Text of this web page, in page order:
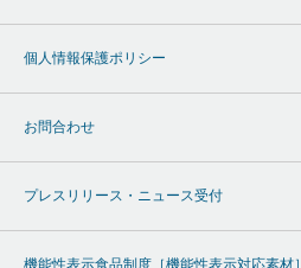
個人情報保護ポリシー
お問合わせ
プレスリリース・ニュース受付